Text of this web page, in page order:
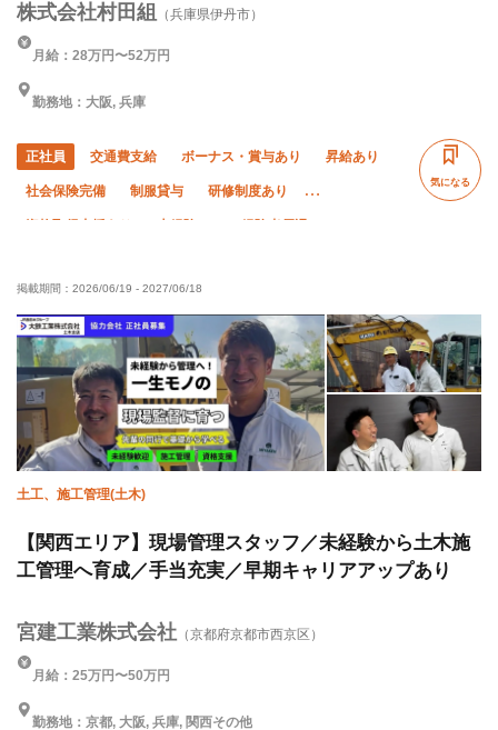
株式会社村田組 （兵庫県伊丹市）
月給：28万円〜52万円
勤務地：大阪, 兵庫
正社員 交通費支給 ボーナス・賞与あり 昇給あり
社会保険完備 制服貸与 研修制度あり
転勤なし
気になる
掲載期間： 2026/06/19 - 2027/06/18
土工、施工管理(土木)
【関西エリア】現場管理スタッフ／未経験から土木施
工管理へ育成／手当充実／早期キャリアアップあり
宮建工業株式会社 （京都府京都市西京区）
月給：25万円〜50万円
勤務地：京都, 大阪, 兵庫, 関西その他